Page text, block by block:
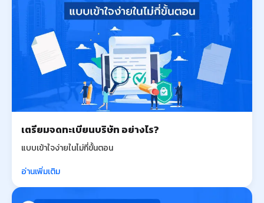
เตรียมจดทะเบียนบริษัท อย่างไร?
แบบเข้าใจง่ายในไม่กี่ขั้นตอน
อ่านเพิ่มเติม